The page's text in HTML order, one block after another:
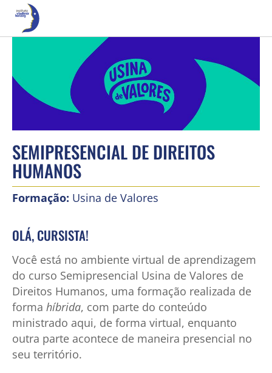
SEMIPRESENCIAL DE DIREITOS
HUMANOS
Formação: Usina de Valores
OLÁ, CURSISTA!
Você está no ambiente virtual de aprendizagem
do curso Semipresencial Usina de Valores de
Direitos Humanos, uma formação realizada de
forma híbrida, com parte do conteúdo
ministrado aqui, de forma virtual, enquanto
outra parte acontece de maneira presencial no
seu território.